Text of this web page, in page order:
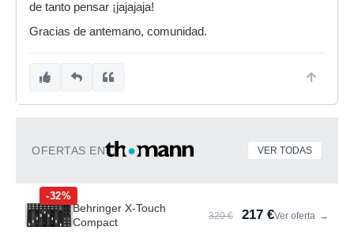
de tanto pensar ¡jajajaja!
Gracias de antemano, comunidad.
OFERTAS EN VER TODAS
-32%
Behringer X-Touch
Compact
320 € 217 €Ver oferta →